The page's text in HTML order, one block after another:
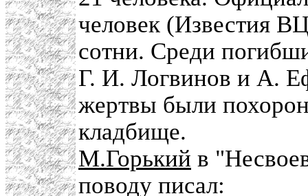
человек (Известия
сотни. Среди
Г. И. Логвинов и А.
жертвы были
кладбище.
М.Горький в
поводу писал: